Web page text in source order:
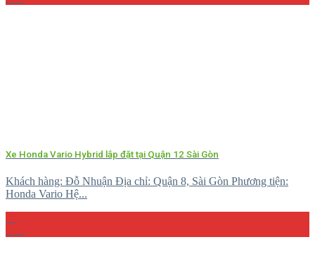
Xe Honda Vario Hybrid lắp đặt tại Quận 12 Sài Gòn
Khách hàng: Đỗ Nhuận Địa chỉ: Quận 8, Sài Gòn Phương tiện:
Honda Vario Hệ...